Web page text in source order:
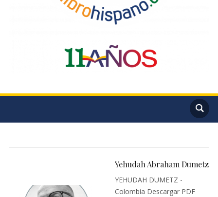
Yehudah Abraham Dumetz
YEHUDAH DUMETZ -
Colombia Descargar PDF